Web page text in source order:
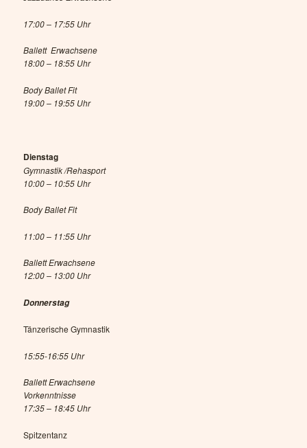
17:00 – 17:55 Uhr
Ballett Erwachsene
18:00 – 18:55 Uhr
Body Ballet Fit
19:00 – 19:55 Uhr
Dienstag
Gymnastik /Rehasport
10:00 – 10:55 Uhr
Body Ballet Fit
11:00 – 11:55 Uhr
Ballett Erwachsene
12:00 – 13:00 Uhr
Donnerstag
Tänzerische Gymnastik
15:55-16:55 Uhr
Ballett Erwachsene
Vorkenntnisse
17:35 – 18:45 Uhr
Spitzentanz